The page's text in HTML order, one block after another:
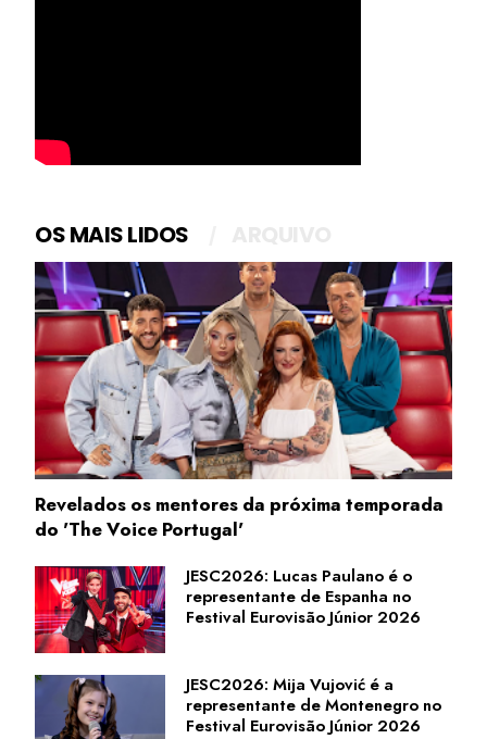
OS MAIS LIDOS
Revelados os mentores da próxima temporada
do 'The Voice Portugal'
JESC2026: Lucas Paulano é o
representante de Espanha no
Festival Eurovisão Júnior 2026
JESC2026: Mija Vujović é a
representante de Montenegro no
Festival Eurovisão Júnior 2026